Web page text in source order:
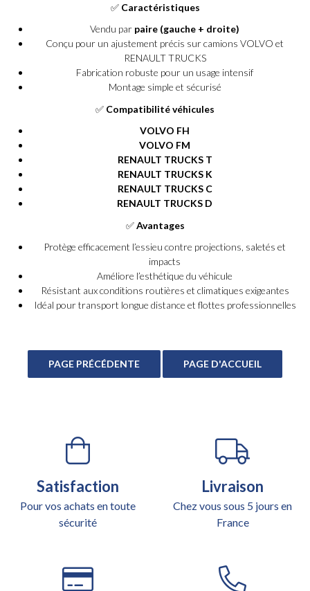
✅ Caractéristiques
Vendu par paire (gauche + droite)
Conçu pour un ajustement précis sur camions VOLVO et
RENAULT TRUCKS
Fabrication robuste pour un usage intensif
Montage simple et sécurisé
✅ Compatibilité véhicules
VOLVO FH
VOLVO FM
RENAULT TRUCKS T
RENAULT TRUCKS K
RENAULT TRUCKS C
RENAULT TRUCKS D
✅Avantages
Protège efficacement l’essieu contre projections, saletés et
impacts
Améliore l’esthétique du véhicule
Résistant aux conditions routières et climatiques exigeantes
Idéal pour transport longue distance et flottes professionnelles
Satisfaction
Pour vos achats en toute
sécurité
Livraison
Chez vous sous 5 jours en
France